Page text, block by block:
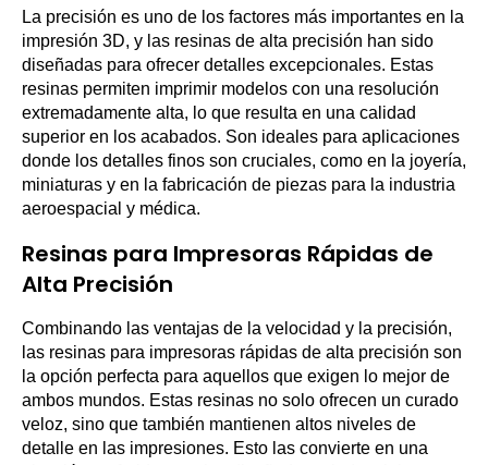
La precisión es uno de los factores más importantes en la
impresión 3D, y las resinas de alta precisión han sido
diseñadas para ofrecer detalles excepcionales. Estas
resinas permiten imprimir modelos con una resolución
extremadamente alta, lo que resulta en una calidad
superior en los acabados. Son ideales para aplicaciones
donde los detalles finos son cruciales, como en la joyería,
miniaturas y en la fabricación de piezas para la industria
aeroespacial y médica.
Resinas para Impresoras Rápidas de
Alta Precisión
Combinando las ventajas de la velocidad y la precisión,
las resinas para impresoras rápidas de alta precisión son
la opción perfecta para aquellos que exigen lo mejor de
ambos mundos. Estas resinas no solo ofrecen un curado
veloz, sino que también mantienen altos niveles de
detalle en las impresiones. Esto las convierte en una